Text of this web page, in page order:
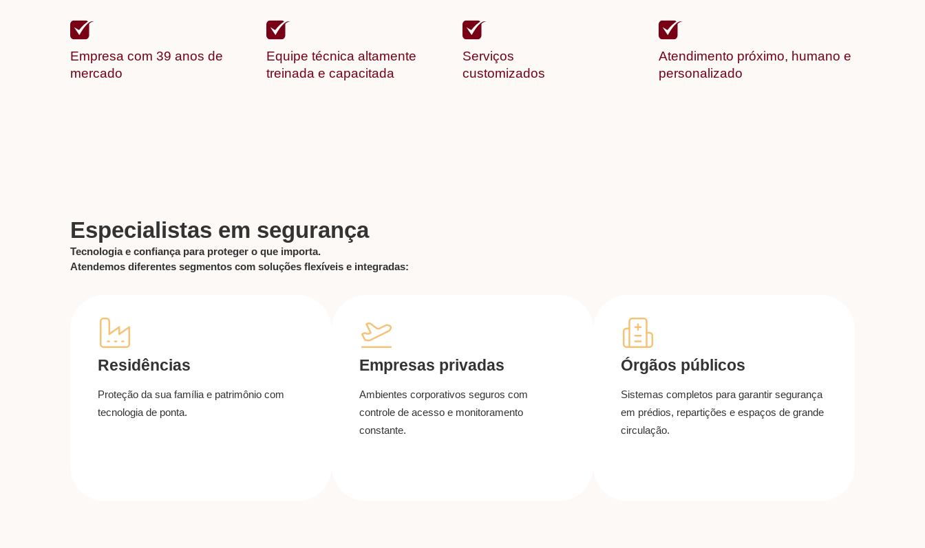
Empresa com 39 anos de
mercado
Equipe técnica altamente
treinada e capacitada
Serviços
customizados
Atendimento próximo, humano e
personalizado
Especialistas em segurança
Tecnologia e confiança para proteger o que importa.
Atendemos diferentes segmentos com soluções flexíveis e integradas:
Residências
Proteção da sua família e patrimônio com
tecnologia de ponta.
Empresas privadas
Ambientes corporativos seguros com
controle de acesso e monitoramento
constante.
Órgãos públicos
Sistemas completos para garantir segurança
em prédios, repartições e espaços de grande
circulação.